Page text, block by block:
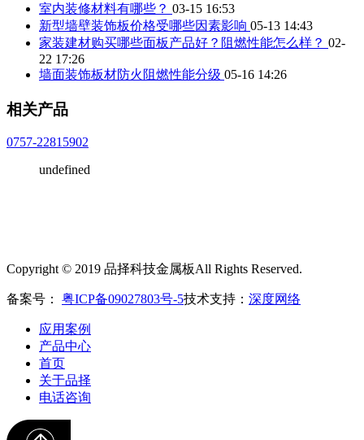
室内装修材料有哪些？ 03-15 16:53
新型墙壁装饰板价格受哪些因素影响 05-13 14:43
家装建材购买哪些面板产品好？阻燃性能怎么样？ 02-
22 17:26
墙面装饰板材防火阻燃性能分级 05-16 14:26
相关产品
0757-22815902
undefined
Copyright © 2019 品择科技金属板All Rights Reserved.
备案号： 粤ICP备09027803号-5技术支持： 深度网络
应用案例
产品中心
首页
关于品择
电话咨询